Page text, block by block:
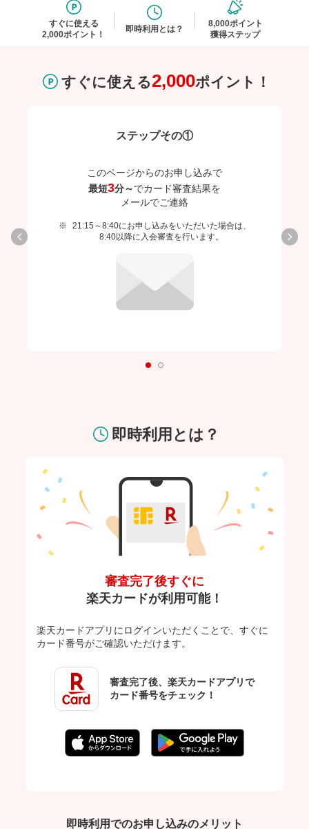
すぐに使える
2,000ポイント！
即時利用とは？
8,000ポイント
獲得ステップ
すぐに使える2,000ポイント！
ステップその①
このページからのお申し込みで
最短3分～でカード審査結果を
メールでご連絡
21:15～8:40にお申し込みをいただいた場合は、
8:40以降に入会審査を行います。
即時利用とは？
審査完了後すぐに
楽天カードが利用可能！
楽天カードアプリにログインいただくことで、 すぐに
カード番号がご確認いただけます。
審査完了後、楽天カードアプリで
カード番号をチェック！
即時利用でのお申し込みのメリット